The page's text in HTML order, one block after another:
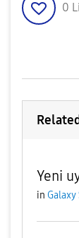
0
Yeni
in Galaxy